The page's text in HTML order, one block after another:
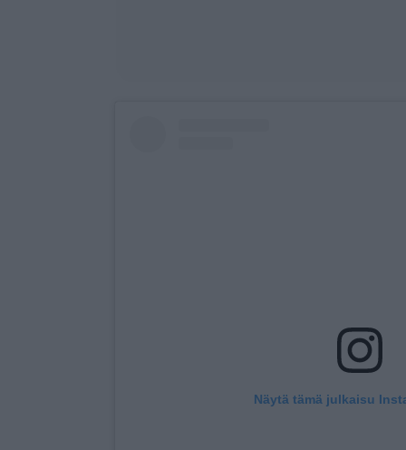
Näytä tämä julkaisu